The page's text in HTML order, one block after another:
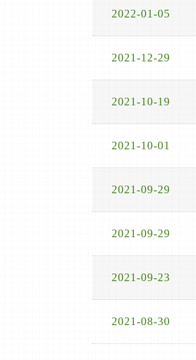
2022-01-05
2021-12-29
2021-10-19
2021-10-01
2021-09-29
2021-09-29
2021-09-23
2021-08-30